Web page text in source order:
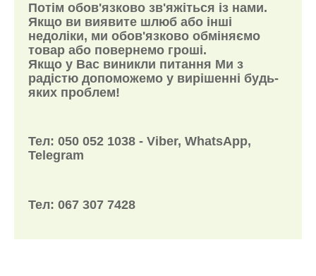
Потім обов'язково зв'яжіться із нами.
Якщо ви виявите шлюб або інші
недоліки, ми обов'язково обміняємо
товар або повернемо гроші.
Якщо у Вас виникли питання Ми з
радістю допоможемо у вирішенні будь-
яких проблем!
Тел: 050 052 1038 - Viber, WhatsApp,
Telegram
Тел: 067 307 7428